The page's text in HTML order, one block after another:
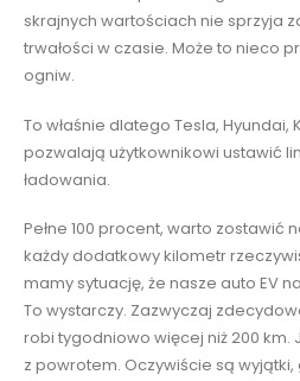
skrajnych wartościach nie sprzyja
trwałości w czasie. Może to nieco
ogniw.
To właśnie dlatego Tesla, Hyundai,
pozwalają użytkownikowi ustawić
ładowania.
Pełne 100 procent, warto zostawić
każdy dodatkowy kilometr
mamy sytuację, że nasze auto EV
To wystarczy. Zazwyczaj
robi tygodniowo więcej niż 200 km.
z powrotem. Oczywiście są